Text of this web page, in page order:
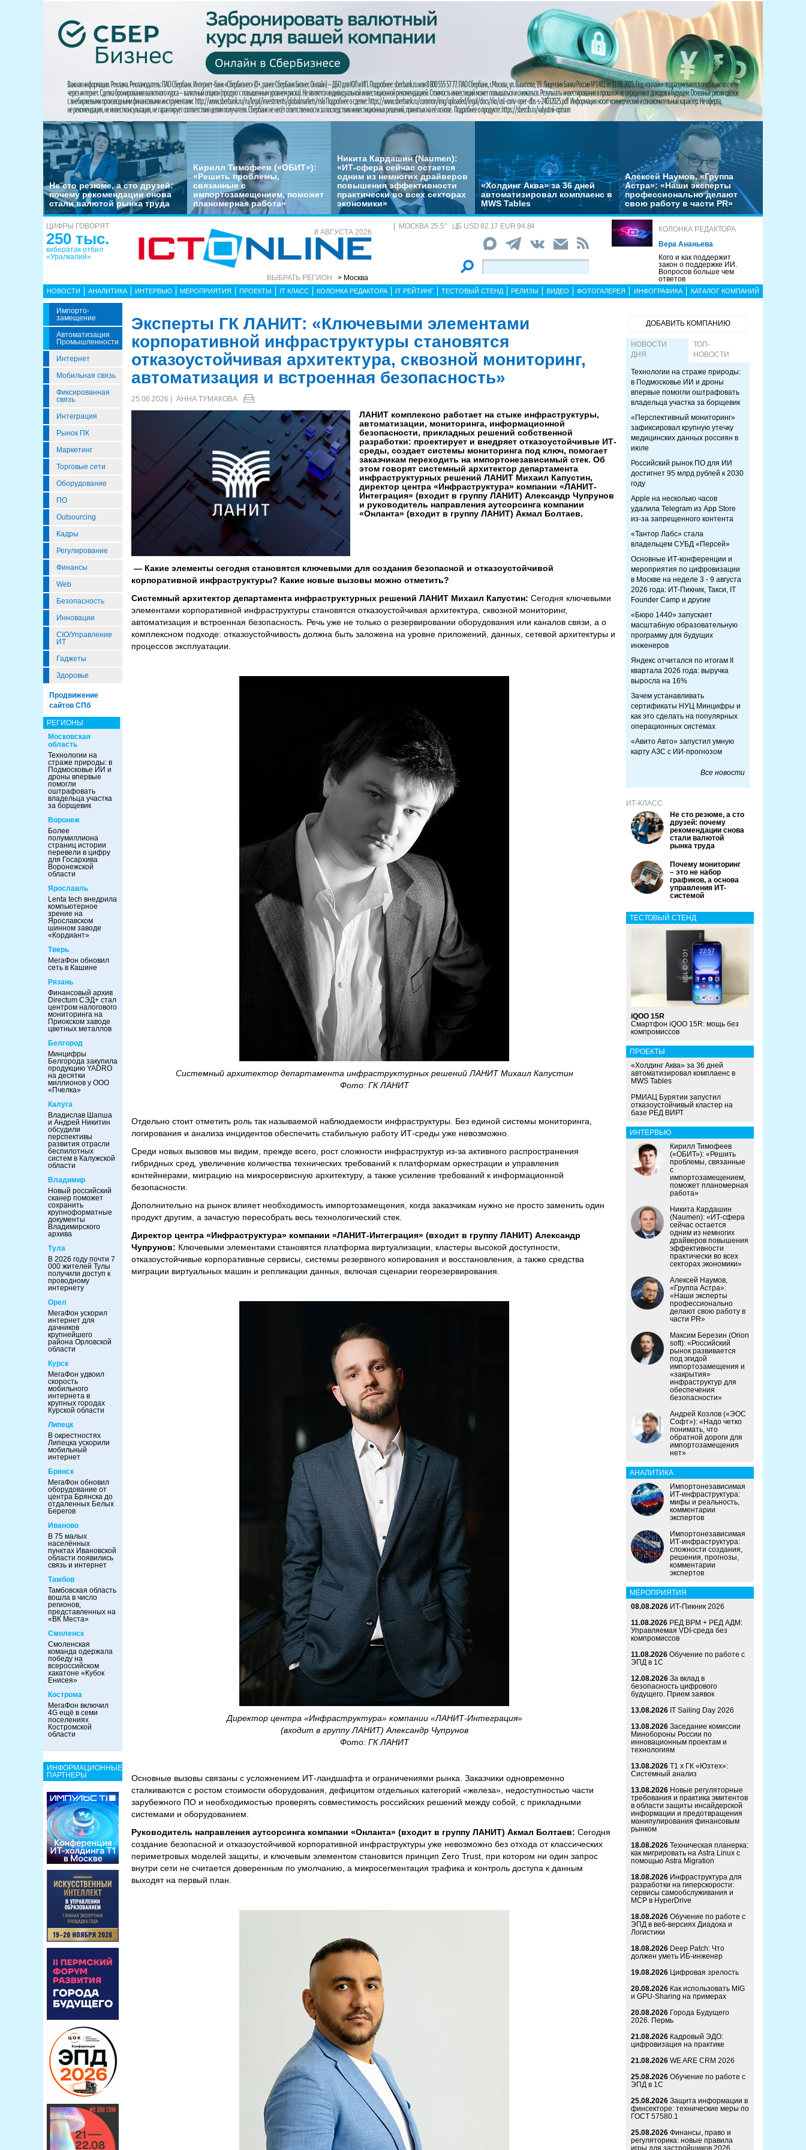
Не сто резюме, а сто друзей:
почему рекомендации снова
стали валютой рынка труда
Кирилл Тимофеев («ОБИТ»):
«Решить проблемы,
связанные с
импортозамещением, поможет
планомерная работа»
Никита Кардашин (Naumen):
«ИТ-сфера сейчас остается
одним из немногих драйверов
повышения эффективности
практически во всех секторах
экономики»
«Холдинг Аква» за 36 дней
автоматизировал комплаенс в
MWS Tables
Алексей Наумов, «Группа
Астра»: «Наши эксперты
профессионально делают
свою работу в части PR»
ЦИФРЫ ГОВОРЯТ
250 тыс.
кибератак отбил
«Уралкалий»
8 АВГУСТА 2026
ВЫБРАТЬ РЕГИОН > Москва
МОСКВА 25.5° ЦБ USD 82.17 EUR 94.84
КОЛОНКА РЕДАКТОРА
Вера Ананьева
Кого и как поддержит
закон о поддержке ИИ.
Вопросов больше чем
ответов
НОВОСТИ АНАЛИТИКА ИНТЕРВЬЮ МЕРОПРИЯТИЯ ПРОЕКТЫ IT КЛАСС КОЛОНКА РЕДАКТОРА IT РЕЙТИНГ ТЕСТОВЫЙ СТЕНД РЕЛИЗЫ ВИДЕО ФОТОГАЛЕРЕЯ ИНФОГРАФИКА КАТАЛОГ КОМПАНИЙ
Импорто­
Замещение
Автоматизация
Промышленности
Интернет
Мобильная связь
Фиксированная
связь
Интеграция
Рынок ПК
Маркетинг
Торговые сети
Оборудование
ПО
Outsourcing
Кадры
Регулирование
Финансы
Web
Безопасность
Инновации
CIO/Управление
ИТ
Гаджеты
Здоровье
Продвижение
сайтов СПб
РЕГИОНЫ
Московская
область
Технологии на
страже природы: в
Подмосковье ИИ и
дроны впервые
помогли
оштрафовать
владельца участка
за борщевик
Воронеж
Более
полумиллиона
страниц истории
перевели в цифру
для Госархива
Воронежской
области
Ярославль
Lenta tech внедрила
компьютерное
зрение на
Ярославском
шинном заводе
«Кордиант»
Тверь
МегаФон обновил
сеть в Кашине
Рязань
Финансовый архив
Directum СЭД+ стал
центром налогового
мониторинга на
Приокском заводе
цветных металлов
Белгород
Минцифры
Белгорода закупила
продукцию YADRO
на десятки
миллионов у ООО
«Пчелка»
Калуга
Владислав Шапша
и Андрей Никитин
обсудили
перспективы
развития отрасли
беспилотных
систем в Калужской
области
Владимир
Новый российский
сканер поможет
сохранить
крупноформатные
документы
Владимирского
архива
Тула
В 2026 году почти 7
000 жителей Тулы
получили доступ к
проводному
интернету
Орел
МегаФон ускорил
интернет для
дачников
крупнейшего
района Орловской
области
Курск
МегаФон удвоил
скорость
мобильного
интернета в
крупных городах
Курской области
Липецк
В окрестностях
Липецка ускорили
мобильный
интернет
Брянск
МегаФон обновил
оборудование от
центра Брянска до
отдаленных Белых
Берегов
Иваново
В 75 малых
населённых
пунктах Ивановской
области появились
связь и интернет
Тамбов
Тамбовская область
вошла в число
регионов,
представленных на
«ВК Места»
Смоленск
Смоленская
команда одержала
победу на
всероссийском
хакатоне «Кубок
Енисея»
Кострома
МегаФон включил
4G ещё в семи
поселениях
Костромской
области
ИНФОРМАЦИОННЫЕ
ПАРТНЕРЫ
Эксперты ГК ЛАНИТ: «Ключевыми элементами
корпоративной инфраструктуры становятся
отказоустойчивая архитектура, сквозной мониторинг,
автоматизация и встроенная безопасность»
25.06.2026 | АННА ТУМАКОВА
ЛАНИТ комплексно работает на стыке инфраструктуры,
автоматизации, мониторинга, информационной
безопасности, прикладных решений собственной
разработки: проектирует и внедряет отказоустойчивые ИТ-
среды, создает системы мониторинга под ключ, помогает
заказчикам переходить на импортонезависимый стек. Об
этом говорят системный архитектор департамента
инфраструктурных решений ЛАНИТ Михаил Капустин,
директор центра «Инфраструктура» компании «ЛАНИТ-
Интеграция» (входит в группу ЛАНИТ) Александр Чупрунов
и руководитель направления аутсорсинга компании
«Онланта» (входит в группу ЛАНИТ) Акмал Болтаев.
— Какие элементы сегодня становятся ключевыми для создания безопасной и отказоустойчивой
корпоративной инфраструктуры? Какие новые вызовы можно отметить?
Системный архитектор департамента инфраструктурных решений ЛАНИТ Михаил Капустин: Сегодня ключевыми
элементами корпоративной инфраструктуры становятся отказоустойчивая архитектура, сквозной мониторинг,
автоматизация и встроенная безопасность. Речь уже не только о резервировании оборудования или каналов связи, а о
комплексном подходе: отказоустойчивость должна быть заложена на уровне приложений, данных, сетевой архитектуры и
процессов эксплуатации.
Системный архитектор департамента инфраструктурных решений ЛАНИТ Михаил Капустин
Фото: ГК ЛАНИТ
Отдельно стоит отметить роль так называемой наблюдаемости инфраструктуры. Без единой системы мониторинга,
логирования и анализа инцидентов обеспечить стабильную работу ИТ-среды уже невозможно.
Среди новых вызовов мы видим, прежде всего, рост сложности инфраструктур из-за активного распространения
гибридных сред, увеличение количества технических требований к платформам оркестрации и управления
контейнерами, миграцию на микросервисную архитектуру, а также усиление требований к информационной
безопасности.
Дополнительно на рынок влияет необходимость импортозамещения, когда заказчикам нужно не просто заменить один
продукт другим, а зачастую пересобрать весь технологический стек.
Директор центра «Инфраструктура» компании «ЛАНИТ-Интеграция» (входит в группу ЛАНИТ) Александр
Чупрунов: Ключевыми элементами становятся платформа виртуализации, кластеры высокой доступности,
отказоустойчивые корпоративные сервисы, системы резервного копирования и восстановления, а также средства
миграции виртуальных машин и репликации данных, включая сценарии георезервирования.
Директор центра «Инфраструктура» компании «ЛАНИТ-Интеграция»
(входит в группу ЛАНИТ) Александр Чупрунов
Фото: ГК ЛАНИТ
Основные вызовы связаны с усложнением ИТ-ландшафта и ограничениями рынка. Заказчики одновременно
сталкиваются с ростом стоимости оборудования, дефицитом отдельных категорий «железа», недоступностью части
зарубежного ПО и необходимостью проверять совместимость российских решений между собой, с прикладными
системами и оборудованием.
Руководитель направления аутсорсинга компании «Онланта» (входит в группу ЛАНИТ) Акмал Болтаев: Сегодня
создание безопасной и отказоустойчивой корпоративной инфраструктуры уже невозможно без отхода от классических
периметровых моделей защиты, и ключевым элементом становится принцип Zero Trust, при котором ни один запрос
внутри сети не считается доверенным по умолчанию, а микросегментация трафика и контроль доступа к данным
выходят на первый план.
ДОБАВИТЬ КОМПАНИЮ
НОВОСТИ
ДНЯ
ТОП-
НОВОСТИ
Технологии на страже природы:
в Подмосковье ИИ и дроны
впервые помогли оштрафовать
владельца участка за борщевик
«Перспективный мониторинг»
зафиксировал крупную утечку
медицинских данных россиян в
июле
Российский рынок ПО для ИИ
достигнет 95 млрд рублей к 2030
году
Apple на несколько часов
удалила Telegram из App Store
из-за запрещенного контента
«Тантор Лабс» стала
владельцем СУБД «Персей»
Основные ИТ-конференции и
мероприятия по цифровизации
в Москве на неделе 3 - 9 августа
2026 года: ИТ-Пикник, Такси, IT
Founder Camp и другие
«Бюро 1440» запускает
масштабную образовательную
программу для будущих
инженеров
Яндекс отчитался по итогам II
квартала 2026 года: выручка
выросла на 16%
Зачем устанавливать
сертификаты НУЦ Минцифры и
как это сделать на популярных
операционных системах
«Авито Авто» запустил умную
карту АЗС с ИИ-прогнозом
Все новости
ИТ-КЛАСС
Не сто резюме, а сто
друзей: почему
рекомендации снова
стали валютой
рынка труда
Почему мониторинг
– это не набор
графиков, а основа
управления ИТ-
системой
ТЕСТОВЫЙ СТЕНД
iQOO 15R
Смартфон iQOO 15R: мощь без
компромиссов
ПРОЕКТЫ
«Холдинг Аква» за 36 дней
автоматизировал комплаенс в
MWS Tables
РМИАЦ Бурятии запустил
отказоустойчивый кластер на
базе РЕД ВИРТ
ИНТЕРВЬЮ
Кирилл Тимофеев
(«ОБИТ»): «Решить
проблемы, связанные
с
импортозамещением,
поможет планомерная
работа»
Никита Кардашин
(Naumen): «ИТ-сфера
сейчас остается
одним из немногих
драйверов повышения
эффективности
практически во всех
секторах экономики»
Алексей Наумов,
«Группа Астра»:
«Наши эксперты
профессионально
делают свою работу в
части PR»
Максим Березин (Orion
soft): «Российский
рынок развивается
под эгидой
импортозамещения и
«закрытия»
инфраструктур для
обеспечения
безопасности»
Андрей Козлов («ЭОС
Софт»): «Надо четко
понимать, что
обратной дороги для
импортозамещения
нет»
АНАЛИТИКА
Импортонезависимая
ИТ-инфраструктура:
мифы и реальность,
комментарии
экспертов
Импортонезависимая
ИТ-инфраструктура:
сложности создания,
решения, прогнозы,
комментарии
экспертов
МЕРОПРИЯТИЯ
08.08.2026 ИТ-Пикник 2026
11.08.2026 РЕД ВРМ + РЕД АДМ:
Управляемая VDI-среда без
компромиссов
11.08.2026 Обучение по работе с
ЭПД в 1С
12.08.2026 За вклад в
безопасность цифрового
будущего. Прием заявок
13.08.2026 IT Sailing Day 2026
13.08.2026 Заседание комиссии
Минобороны России по
инновационным проектам и
технологиям
13.08.2026 Т1 x ГК «Юзтех»:
Системный анализ
13.08.2026 Новые регуляторные
требования и практика эмитентов
в области защиты инсайдерской
информации и предотвращения
манипулирования финансовым
рынком
18.08.2026 Техническая планерка:
как мигрировать на Astra Linux с
помощью Astra Migration
18.08.2026 Инфраструктура для
разработки на гиперскорости:
сервисы самообслуживания и
MCP в HyperDrive
18.08.2026 Обучение по работе с
ЭПД в веб-версиях Диадока и
Логистики
18.08.2026 Deep Patch: Что
должен уметь ИБ-инженер
19.08.2026 Цифровая зрелость
20.08.2026 Как использовать MIG
и GPU-Sharing на примерах
20.08.2026 Города Будущего
2026. Пермь
21.08.2026 Кадровый ЭДО:
цифровизация на практике
21.08.2026 WE ARE CRM 2026
25.08.2026 Обучение по работе с
ЭПД в 1С
25.08.2026 Защита информации в
финсекторе: технические меры по
ГОСТ 57580.1
25.08.2026 Финансы, право и
регуляторика: новые правила